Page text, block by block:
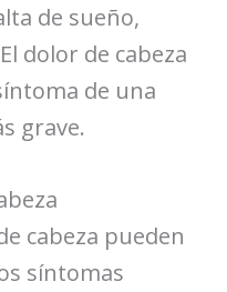
de sueño,
dolor de cabeza
de una
grave.
cabeza pueden
síntomas